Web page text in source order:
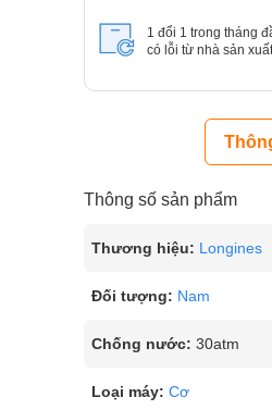
1 đổi 1 trong tháng
có lỗi từ nhà sản xuất.
Thông số sản phẩm
Thương hiệu: Longines
Đối tượng: Nam
Chống nước: 30atm
Loại máy: Cơ